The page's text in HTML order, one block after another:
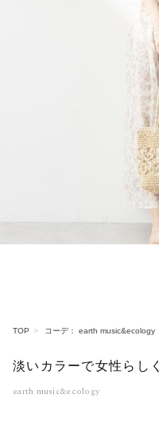
TOP コーデ： earth music&ecology
淡いカラーで女性らしく
earth music&ecology